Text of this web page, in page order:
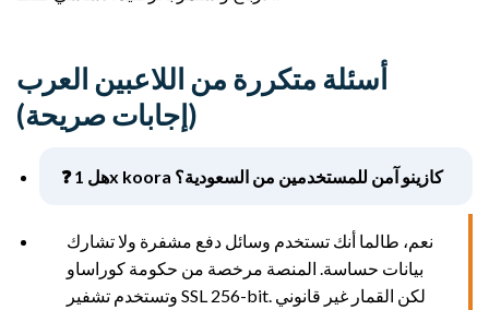
أسئلة متكررة من اللاعبين العرب
(إجابات صريحة)
❓ هل 1x koora كازينو آمن للمستخدمين من السعودية؟
نعم، طالما أنك تستخدم وسائل دفع مشفرة ولا تشارك
بيانات حساسة. المنصة مرخصة من حكومة كوراساو
وتستخدم تشفير SSL 256-bit. لكن القمار غير قانوني